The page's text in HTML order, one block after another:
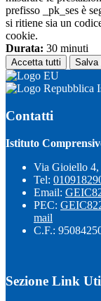
prefisso _pk_ses è
si ritiene sia un
cookie.
Durata: 30 minuti
Accetta tutti Salva
Contatti
Istituto
Via Gioiello 4,
Tel:
Email:
PEC:
mail
C.F.:
Sezione Link